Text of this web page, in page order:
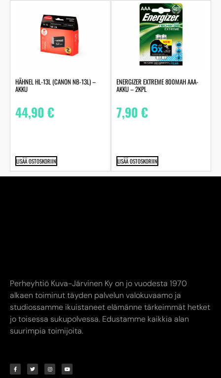
HÄHNEL HL-13L (CANON NB-13L) –
AKKU
44,90€
LISÄÄ OSTOSKORIIN
ENERGIZER EXTREME 800MAH AAA-
AKKU – 2KPL
7,90€
LISÄÄ OSTOSKORIIN
Perheyhtiö Kuva-Järvinen Ky on jo vuodesta 1970
alkaen toiminut täyden palvelun valokuvaamo ja
studiossamme ikuistaneet elämänne tärkeimmät hetket
jo toisessa sukupolvessa. Edustamme kaikkia alan
suurimpia toimijoita.